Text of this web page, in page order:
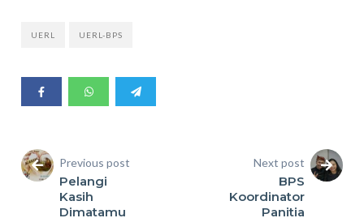
UERL UERL-BPS
Previous post
Pelangi
Kasih
Dimatamu
Next post
BPS
Koordinator
Panitia